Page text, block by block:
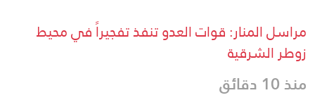
مراسل المنار: قوات العدو تنفذ تفجيراً في محيط
زوطر الشرقية
منذ 10 دقائق